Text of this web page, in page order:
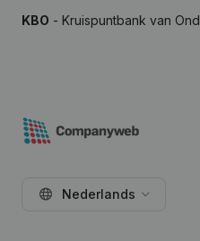
KBO - Kruispuntbank van
Nederlands